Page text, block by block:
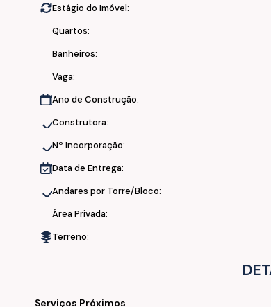
• Bairro tranquilo e seguro
• Próximo ao Supermercado Hipermais e
Conclusão Obras:
📞Ficou interessado(a)? Fale com a nossa
Estágio do Imóvel:
Quartos:
Banheiros:
Vaga:
Ano de Construção:
Construtora:
Nº Incorporação:
Data de Entrega:
Andares por Torre/Bloco:
Área Privada:
Terreno:
Serviços Próximos